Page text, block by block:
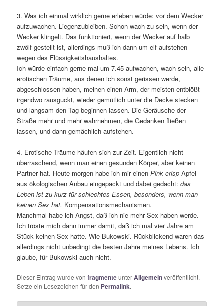
3. Was ich einmal wirklich gerne erleben würde: vor dem Wecker
aufzuwachen. Liegenzubleiben. Schon wach zu sein, wenn der
Wecker klingelt. Das funktioniert, wenn der Wecker auf halb
zwölf gestellt ist, allerdings muß ich dann um elf aufstehen
wegen des Flüssigkeitshaushaltes.
Ich würde einfach gerne mal um 7.45 aufwachen, wach sein, alle
erotischen Träume, aus denen ich sonst gerissen werde,
abgeschlossen haben, meinen einen Arm, der meisten entblößt
irgendwo rausguckt, wieder gemütlich unter die Decke stecken
und langsam den Tag beginnen lassen. Die Geräusche der
Straße mehr und mehr wahrnehmen, die Gedanken fließen
lassen, und dann gemächlich aufstehen.
4. Erotische Träume häufen sich zur Zeit. Eigentlich nicht
überraschend, wenn man einen gesunden Körper, aber keinen
Partner hat. Heute morgen habe ich mir einenPink crisp Apfel
aus ökologischen Anbau eingepackt und dabei gedacht:das
Leben ist zu kurz für schlechtes Essen, besonders, wenn man
keinen Sex hat. Kompensationsmechanismen.
Manchmal habe ich Angst, daß ich nie mehr Sex haben werde.
Ich tröste mich dann immer damit, daß ich mal vier Jahre am
Stück keinen Sex hatte. Wie Bukowski. Rückblickend waren das
allerdings nicht unbedingt die besten Jahre meines Lebens. Ich
glaube, für Bukowski auch nicht.
Dieser Eintrag wurde vonfragmenteunterAllgemeinveröffentlicht.
Setze ein Lesezeichen für den Permalink.